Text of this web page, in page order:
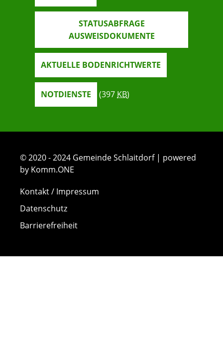
STATUSABFRAGE
AUSWEISDOKUMENTE
AKTUELLE BODENRICHTWERTE
NOTDIENSTE (397 KB)
© 2020 - 2024 Gemeinde Schlaitdorf | powered
by Komm.ONE
Kontakt / Impressum
Datenschutz
Barrierefreiheit